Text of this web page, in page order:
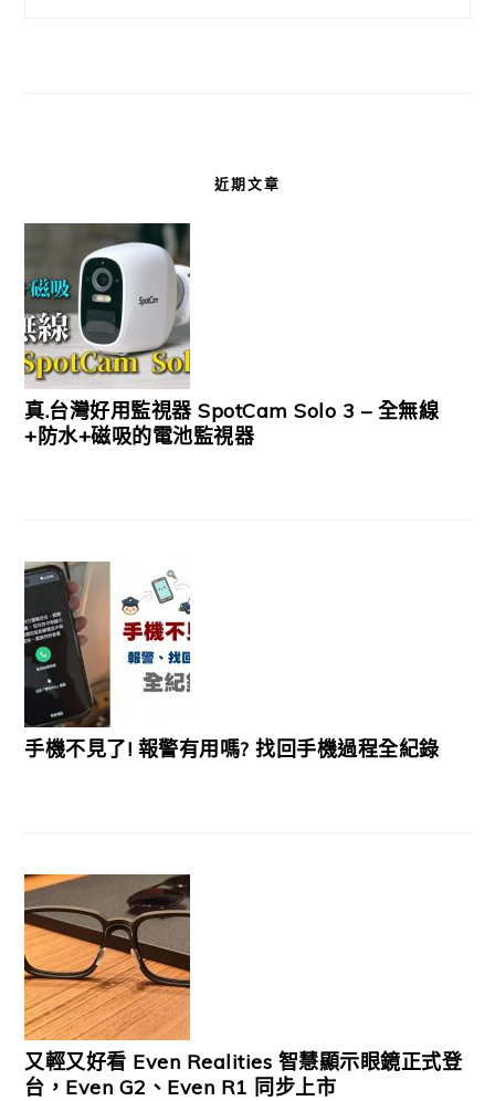
近期文章
真.台灣好用監視器 SpotCam Solo 3 – 全無線
+防水+磁吸的電池監視器
手機不見了! 報警有用嗎? 找回手機過程全紀錄
又輕又好看 Even Realities 智慧顯示眼鏡正式登
台，Even G2、Even R1 同步上市